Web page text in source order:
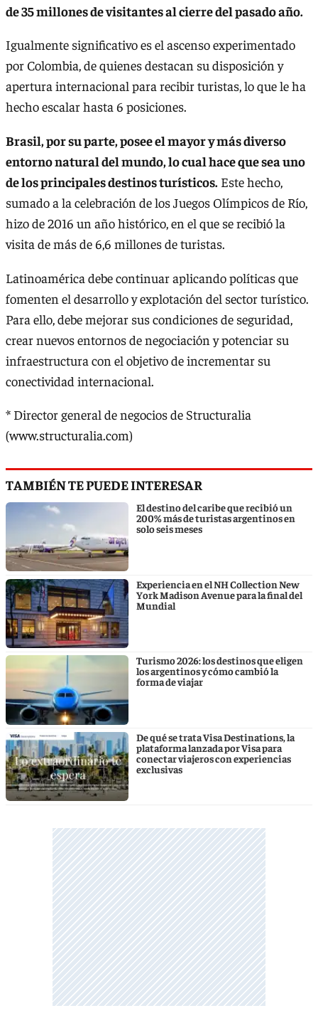
de 35 millones de visitantes al cierre del pasado año.
Igualmente significativo es el ascenso experimentado
por Colombia, de quienes destacan su disposición y
apertura internacional para recibir turistas, lo que le ha
hecho escalar hasta 6 posiciones.
Brasil, por su parte, posee el mayor y más diverso
entorno natural del mundo, lo cual hace que sea uno
de los principales destinos turísticos. Este hecho,
sumado a la celebración de los Juegos Olímpicos de Río,
hizo de 2016 un año histórico, en el que se recibió la
visita de más de 6,6 millones de turistas.
Latinoamérica debe continuar aplicando políticas que
fomenten el desarrollo y explotación del sector turístico.
Para ello, debe mejorar sus condiciones de seguridad,
crear nuevos entornos de negociación y potenciar su
infraestructura con el objetivo de incrementar su
conectividad internacional.
* Director general de negocios de Structuralia
(www.structuralia.com)
TAMBIÉN TE PUEDE INTERESAR
El destino del caribe que recibió un
200% más de turistas argentinos en
solo seis meses
Experiencia en el NH Collection New
York Madison Avenue para la final del
Mundial
Turismo 2026: los destinos que eligen
los argentinos y cómo cambió la
forma de viajar
De qué se trata Visa Destinations, la
plataforma lanzada por Visa para
conectar viajeros con experiencias
exclusivas